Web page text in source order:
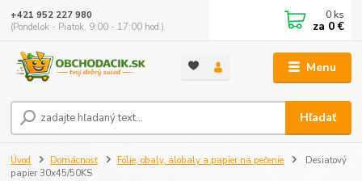
Menu
Hľadať
+421 952 227 980
(Pondelok - Piatok, 9:00 - 17:00 hod.)
0 ks
za 0 €
Úvod Domácnosť Fólie, obaly, alobaly a papier na pečenie
Desiatový
papier 30x45/50KS